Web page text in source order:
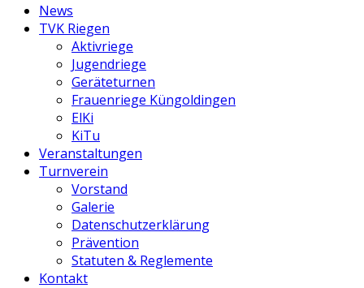
News
TVK Riegen
Aktivriege
Jugendriege
Geräteturnen
Frauenriege Küngoldingen
ElKi
KiTu
Veranstaltungen
Turnverein
Vorstand
Galerie
Datenschutzerklärung
Prävention
Statuten & Reglemente
Kontakt